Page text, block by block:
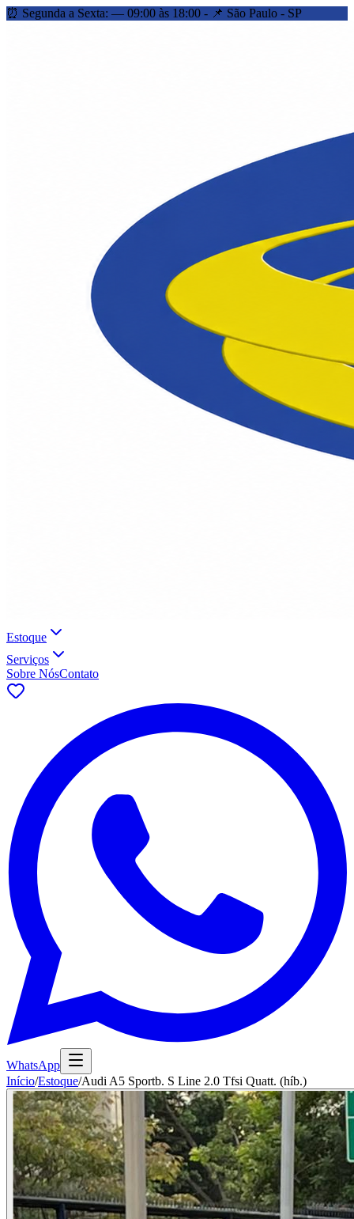
⏰ Segunda a Sexta: — 09:00 às 18:00 - 📌 São Paulo - SP
Estoque
Serviços
Sobre NósContato
WhatsApp
Início/Estoque/Audi A5 Sportb. S Line 2.0 Tfsi Quatt. (híb.)